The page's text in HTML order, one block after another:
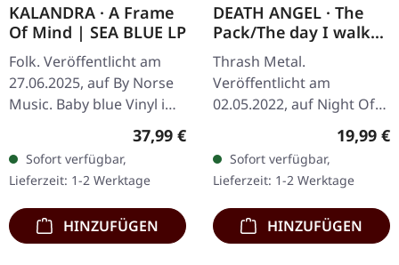
KALANDRA · A Frame
Of Mind | SEA BLUE LP
Folk. Veröffentlicht am
27.06.2025, auf By Norse
Music. Baby blue Vinyl im
Gatefold-Cover. Limitiert
auf 500 Exemplare.
Kingdom Two Crowns:
Norse…
Regulärer Preis:
37,99 €
Sofort verfügbar,
Lieferzeit: 1-2 Werktage
HINZUFÜGEN
DEATH ANGEL · The
Pack/The day I walked
away | SHAPE
PICTURE LP
Thrash Metal.
Veröffentlicht am
02.05.2022, auf Night Of
The Vinyl Dead Records.
Exklusives Old-School
Shape Vinyl mit dem Song
"The day I walked…
19,99 €
Sofort verfügbar,
Lieferzeit: 1-2 Werktage
HINZUFÜGEN